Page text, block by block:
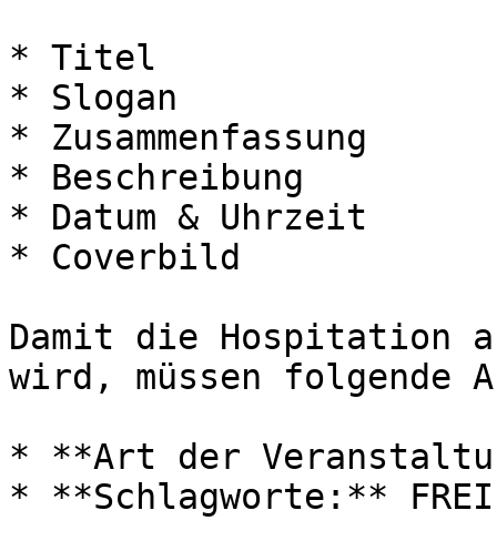
* Titel
* Slogan
* Zusammenfassung
* Beschreibung
* Datum & Uhrzeit
* Coverbild
Damit die Hospitation
wird, müssen folgende
* **Art der
* **Schlagworte:** FREI